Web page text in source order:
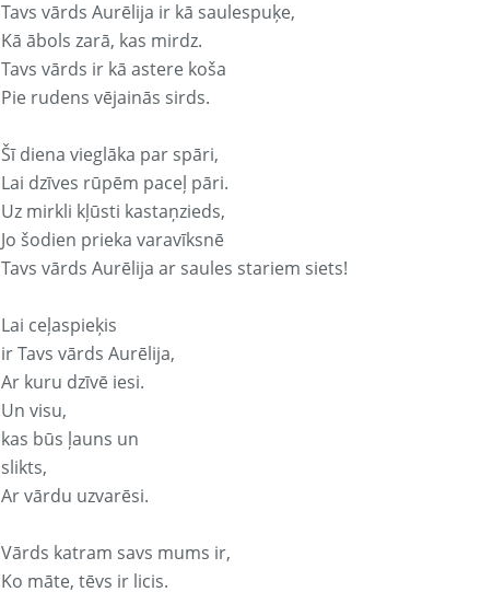
Tavs vārds Aurēlija ir kā saulespuķe,
Kā ābols zarā, kas mirdz.
Tavs vārds ir kā astere koša
Pie rudens vējainās sirds.
Šī diena vieglāka par spāri,
Lai dzīves rūpēm paceļ pāri.
Uz mirkli kļūsti kastaņzieds,
Jo šodien prieka varavīksnē
Tavs vārds Aurēlija ar saules stariem siets!
Lai ceļaspieķis
ir Tavs vārds Aurēlija,
Ar kuru dzīvē iesi.
Un visu,
kas būs ļauns un
slikts,
Ar vārdu uzvarēsi.
Vārds katram savs mums ir,
Ko māte, tēvs ir licis.